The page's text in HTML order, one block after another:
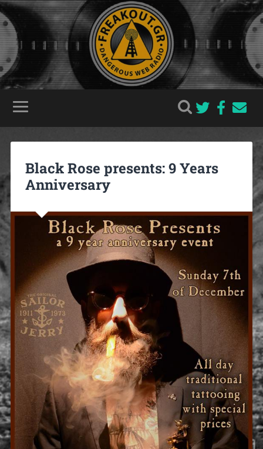
Black Rose presents: 9 Years
Anniversary